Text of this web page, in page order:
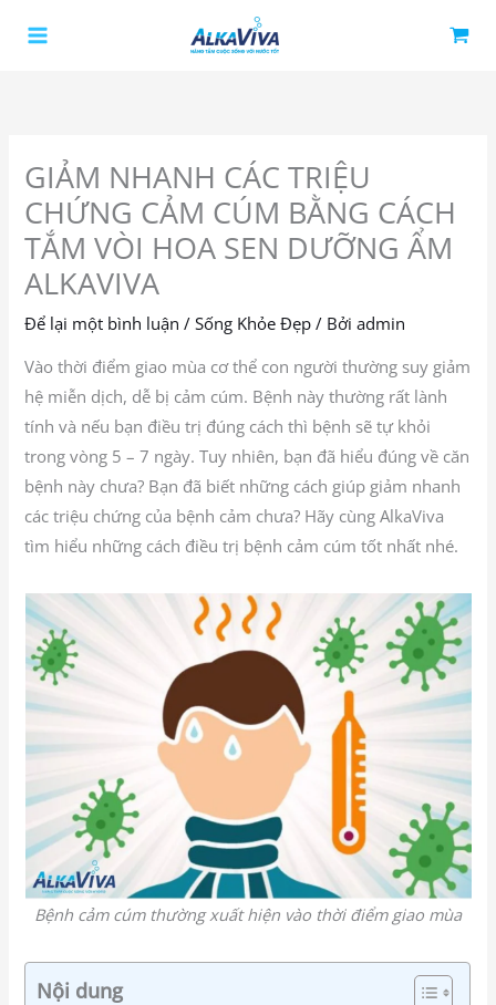
GIẢM NHANH CÁC TRIỆU
CHỨNG CẢM CÚM BẰNG CÁCH
TẮM VÒI HOA SEN DƯỠNG ẨM
ALKAVIVA
Để lại một bình luận /Sống Khỏe Đẹp / Bởiadmin
Vào thời điểm giao mùa cơ thể con người thường suy giảm
hệ miễn dịch, dễ bị cảm cúm. Bệnh này thường rất lành
tính và nếu bạn điều trị đúng cách thì bệnh sẽ tự khỏi
trong vòng 5 – 7 ngày. Tuy nhiên, bạn đã hiểu đúng về căn
bệnh này chưa? Bạn đã biết những cách giúp giảm nhanh
các triệu chứng của bệnh cảm chưa? Hãy cùng AlkaViva
tìm hiểu những cách điều trị bệnh cảm cúm tốt nhất nhé.
Bệnh cảm cúm thường xuất hiện vào thời điểm giao mùa
Nội dung